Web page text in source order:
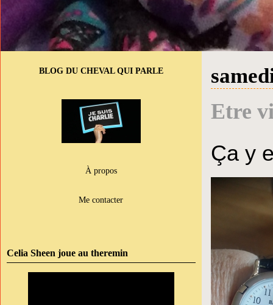
BLOG DU CHEVAL QUI PARLE
À propos
Me contacter
Celia Sheen joue au theremin
Etre
Ça y